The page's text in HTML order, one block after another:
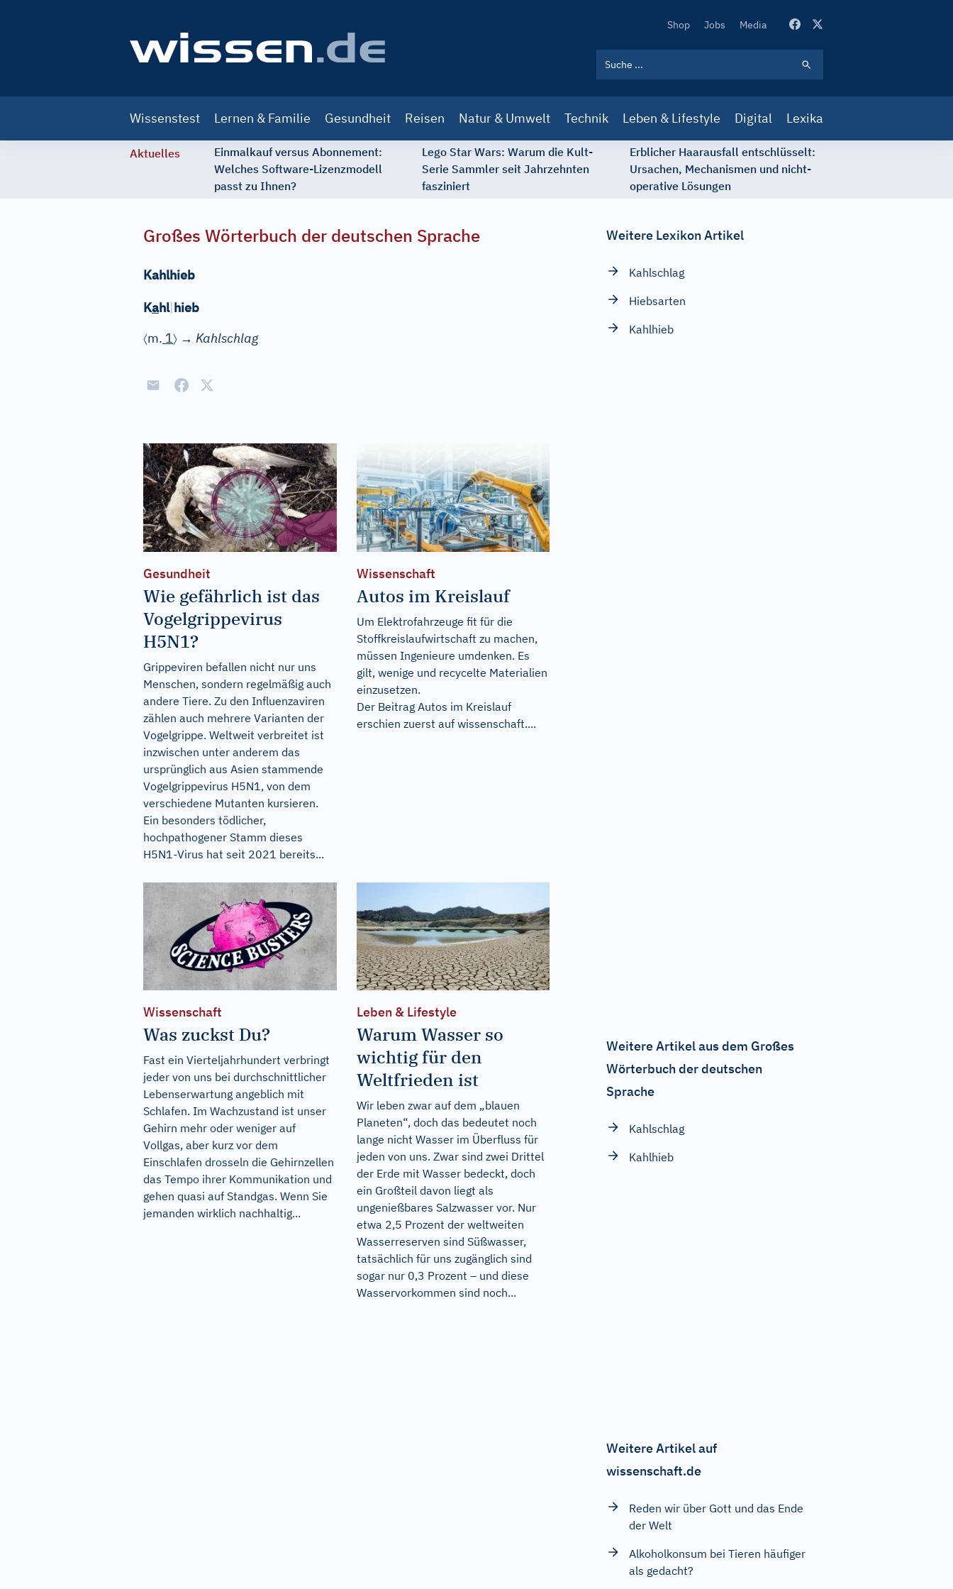
Secondary
Shop Jobs Media
navigation
Wissenstest Lernen & Familie Gesundheit Reisen Natur & Umwelt Technik Leben & Lifestyle Digital Lexika
Aktuelles
Einmalkauf versus Abonnement:
Welches Software-Lizenzmodell
passt zu Ihnen?
Lego Star Wars: Warum die Kult-
Serie Sammler seit Jahrzehnten
fasziniert
Erblicher Haarausfall entschlüsselt:
Ursachen, Mechanismen und nicht-
operative Lösungen
Großes Wörterbuch der deutschen Sprache
Kahlhieb
Kahl|hieb
〈m. 1〉 → Kahlschlag
Gesundheit
Wie gefährlich ist das
Vogelgrippevirus
H5N1?
Grippeviren befallen nicht nur uns
Menschen, sondern regelmäßig auch
andere Tiere. Zu den Influenzaviren
zählen auch mehrere Varianten der
Vogelgrippe. Weltweit verbreitet ist
inzwischen unter anderem das
ursprünglich aus Asien stammende
Vogelgrippevirus H5N1, von dem
verschiedene Mutanten kursieren.
Ein besonders tödlicher,
hochpathogener Stamm dieses
H5N1-Virus hat seit 2021 bereits...
Wissenschaft
Autos im Kreislauf
Um Elektrofahrzeuge fit für die
Stoffkreislaufwirtschaft zu machen,
müssen Ingenieure umdenken. Es
gilt, wenige und recycelte Materialien
einzusetzen.
Der Beitrag Autos im Kreislauf
erschien zuerst auf wissenschaft....
Wissenschaft
Was zuckst Du?
Fast ein Vierteljahrhundert verbringt
jeder von uns bei durchschnittlicher
Lebenserwartung angeblich mit
Schlafen. Im Wachzustand ist unser
Gehirn mehr oder weniger auf
Vollgas, aber kurz vor dem
Einschlafen drosseln die Gehirnzellen
das Tempo ihrer Kommunikation und
gehen quasi auf Standgas. Wenn Sie
jemanden wirklich nachhaltig...
Leben & Lifestyle
Warum Wasser so
wichtig für den
Weltfrieden ist
Wir leben zwar auf dem „blauen
Planeten“, doch das bedeutet noch
lange nicht Wasser im Überfluss für
jeden von uns. Zwar sind zwei Drittel
der Erde mit Wasser bedeckt, doch
ein Großteil davon liegt als
ungenießbares Salzwasser vor. Nur
etwa 2,5 Prozent der weltweiten
Wasserreserven sind Süßwasser,
tatsächlich für uns zugänglich sind
sogar nur 0,3 Prozent – und diese
Wasservorkommen sind noch...
Weitere Lexikon Artikel
Kahlschlag
Hiebsarten
Kahlhieb
Weitere Artikel aus dem Großes
Wörterbuch der deutschen
Sprache
Kahlschlag
Kahlhieb
Weitere Artikel auf
wissenschaft.de
Reden wir über Gott und das Ende
der Welt
Alkoholkonsum bei Tieren häufiger
als gedacht?